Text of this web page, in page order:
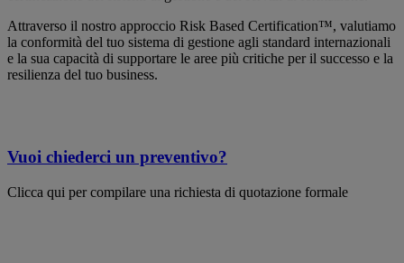
Attraverso il nostro approccio Risk Based Certification™, valutiamo
la conformità del tuo sistema di gestione agli standard internazionali
e la sua capacità di supportare le aree più critiche per il successo e la
resilienza del tuo business.
Vuoi chiederci un preventivo?
Clicca qui per compilare una richiesta di quotazione formale